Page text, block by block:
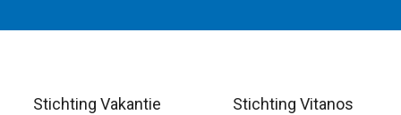
Aanmelden
Stichting Vakantie
Stichting Vitanos